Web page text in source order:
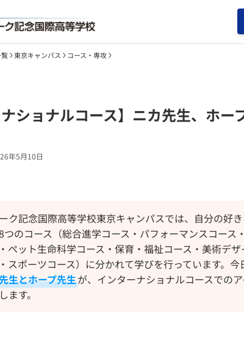
東京キャンパス コース・専攻
ナショナルコース】ニカ先生、ホー
年5月10日
ク記念国際高等学校東京キャンパスでは、自分の好
つのコース（総合進学コース・パフォーマンスコース
ペット生命科学コース・保育・福祉コース・美術デ
スポーツコース）に分かれて学びを行っています。今
生とホープ先生が、インターナショナルコースでの
ます。